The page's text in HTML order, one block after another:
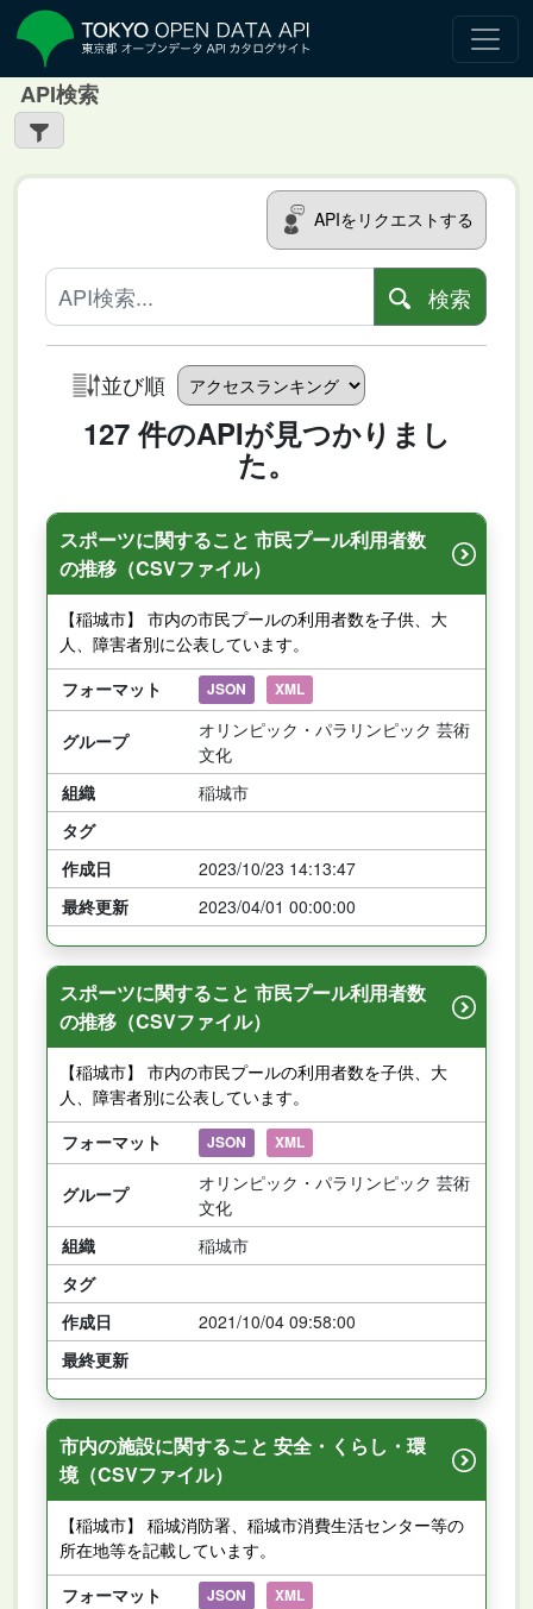
API検索
APIをリクエストする
検索
並び順
127 件のAPIが見つかりまし
た。
スポーツに関すること 市民プール利用者数
の推移（CSVファイル）
【稲城市】 市内の市民プールの利用者数を子供、大
人、障害者別に公表しています。
フォーマット
JSON XML
グループ
オリンピック・パラリンピック 芸術
文化
組織
稲城市
タグ
作成日
2023/10/23 14:13:47
最終更新
2023/04/01 00:00:00
スポーツに関すること 市民プール利用者数
の推移（CSVファイル）
【稲城市】 市内の市民プールの利用者数を子供、大
人、障害者別に公表しています。
フォーマット
JSON XML
グループ
オリンピック・パラリンピック 芸術
文化
組織
稲城市
タグ
作成日
2021/10/04 09:58:00
最終更新
市内の施設に関すること 安全・くらし・環
境（CSVファイル）
【稲城市】 稲城消防署、稲城市消費生活センター等の
所在地等を記載しています。
フォーマット
JSON XML